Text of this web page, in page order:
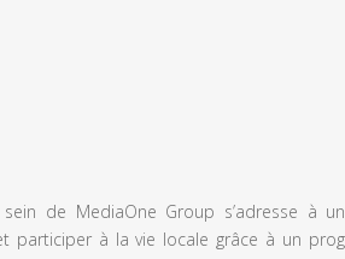
de MediaOne Group s’adresse à
participer à la vie locale grâce à un